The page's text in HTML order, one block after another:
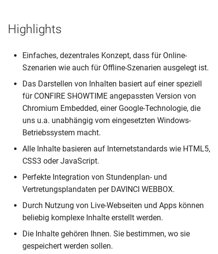
Highlights
Einfaches, dezentrales Konzept, dass für Online-
Szenarien wie auch für Offline-Szenarien ausgelegt ist.
Das Darstellen von Inhalten basiert auf einer speziell
für CONFIRE SHOWTIME angepassten Version von
Chromium Embedded, einer Google-Technologie, die
uns u.a. unabhängig vom eingesetzten Windows-
Betriebssystem macht.
Alle Inhalte basieren auf Internetstandards wie HTML5,
CSS3 oder JavaScript.
Perfekte Integration von Stundenplan- und
Vertretungsplandaten per DAVINCI WEBBOX.
Durch Nutzung von Live-Webseiten und Apps können
beliebig komplexe Inhalte erstellt werden.
Die Inhalte gehören Ihnen. Sie bestimmen, wo sie
gespeichert werden sollen.